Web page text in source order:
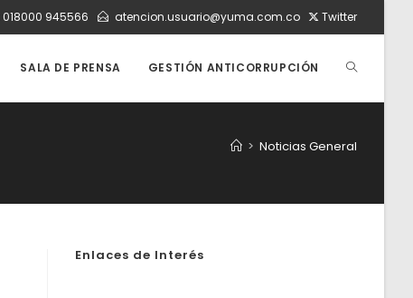
018000 945566 atencion.usuario@yuma.com.co Twitter
SALA DE PRENSA GESTIÓN ANTICORRUPCIÓN ALTERNAR
DE
> Noticias General
Enlaces de Interés